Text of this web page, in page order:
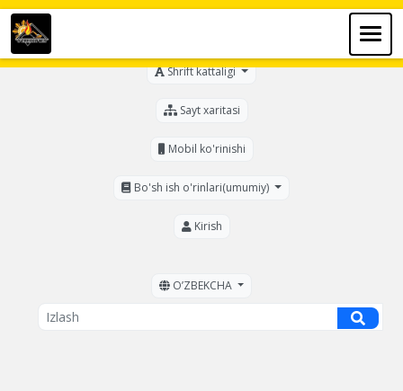
Shrift kattaligi
Sayt xaritasi
Mobil ko'rinishi
Bo'sh ish o'rinlari(umumiy)
Kirish
OʼZBEKCHA